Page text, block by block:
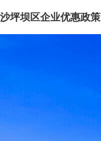
沙坪坝区企业优惠政策